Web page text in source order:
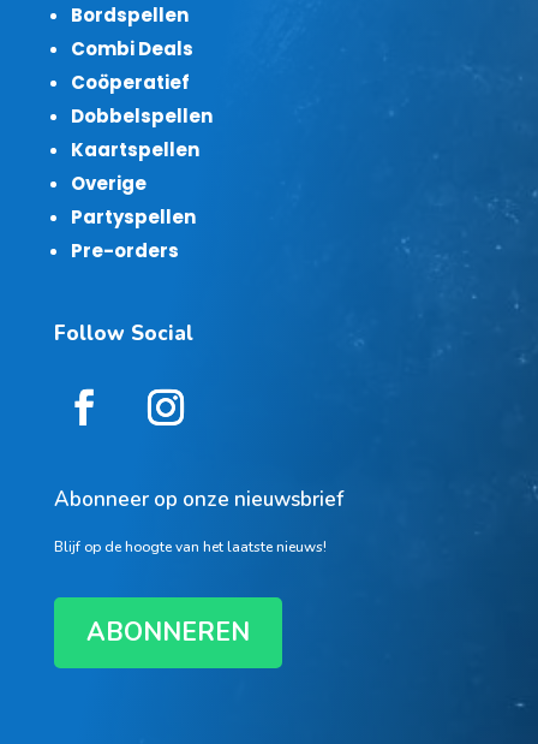
Bordspellen
Combi Deals
Coöperatief
Dobbelspellen
Kaartspellen
Overige
Partyspellen
Pre-orders
Follow Social
Abonneer op onze nieuwsbrief
Blijf op de hoogte van het laatste nieuws!
ABONNEREN